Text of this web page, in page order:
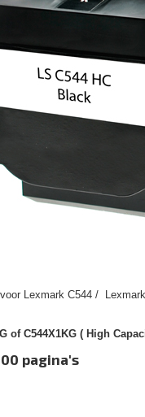
Lexmark C544 /
of C544X1KG ( High
pagina's